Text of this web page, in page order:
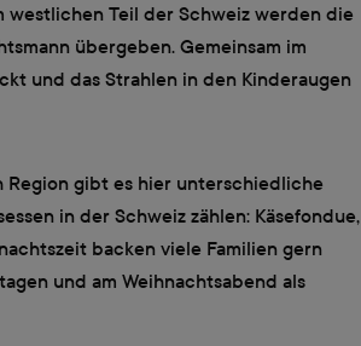
westlichen Teil der Schweiz werden die
übergeben. Gemeinsam im
und das Strahlen in den Kinderaugen
Region gibt es hier unterschiedliche
in der Schweiz zählen: Käsefondue,
backen viele Familien gern
und am Weihnachtsabend als